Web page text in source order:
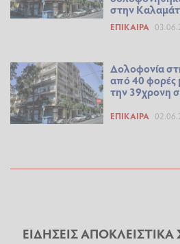
στην
ΕΠΊΚΑΙΡΑ
Δολοφονία
από 40 φορές
την 39χρονη
ΕΠΊΚΑΙΡΑ
ΕΙΔΗΣΕΙΣ ΑΠΟΚΛΕΙΣΤΙΚΑ